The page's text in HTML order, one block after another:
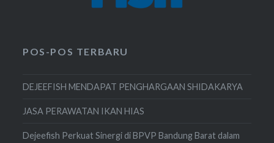
POS-POS TERBARU
DEJEEFISH MENDAPAT PENGHARGAAN SHIDAKARYA
JASA PERAWATAN IKAN HIAS
Dejeefish Perkuat Sinergi di BPVP Bandung Barat dalam